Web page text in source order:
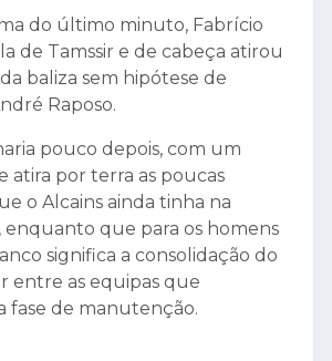
do último minuto, Fabrício
de Tamssir e de cabeça atirou
baliza sem hipótese de
Raposo.
pouco depois, com um
atira por terra as poucas
o Alcains ainda tinha na
que para os homens
significa a consolidação do
entre as equipas que
fase de manutenção.